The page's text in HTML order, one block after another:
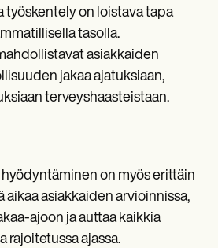
työskentely on loistava tapa
tasolla.
asiakkaiden
jakaa ajatuksiaan,
terveyshaasteistaan.
on myös erittäin
aikaa asiakkaiden arvioinnissa,
ajoon ja auttaa kaikkia
rajoitetussa ajassa.